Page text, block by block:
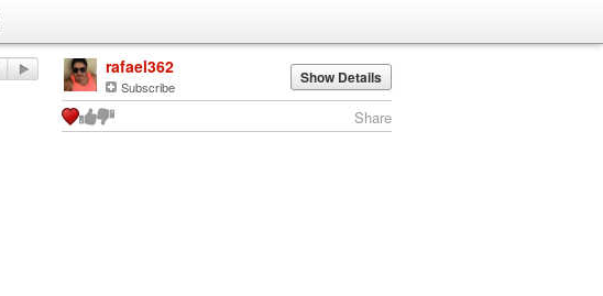
rafael362
Subscribe Show Details
Share